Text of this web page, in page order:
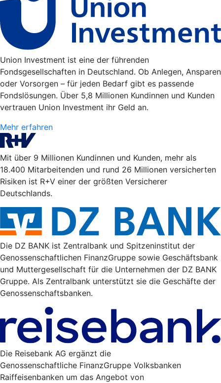
Union Investment ist eine der führenden
Fondsgesellschaften in Deutschland. Ob Anlegen, Ansparen
oder Vorsorgen – für jeden Bedarf gibt es passende
Fondslösungen. Über 5,8 Millionen Kundinnen und Kunden
vertrauen Union Investment ihr Geld an.
Mehr erfahren
Mit über 9 Millionen Kundinnen und Kunden, mehr als
18.400 Mitarbeitenden und rund 26 Millionen versicherten
Risiken ist R+V einer der größten Versicherer
Deutschlands.
Die DZ BANK ist Zentralbank und Spitzeninstitut der
Genossenschaftlichen FinanzGruppe sowie Geschäftsbank
und Muttergesellschaft für die Unternehmen der DZ BANK
Gruppe. Als Zentralbank unterstützt sie die Geschäfte der
Genossenschaftsbanken.
Die Reisebank AG ergänzt die
Genossenschaftliche FinanzGruppe Volksbanken
Raiffeisenbanken um das Angebot von